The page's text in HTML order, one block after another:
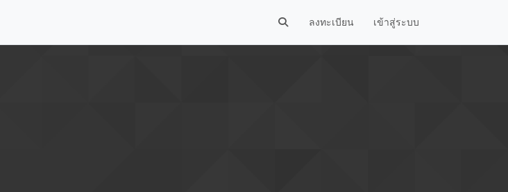
ลงทะเบียน เข้าสู่ระบบ